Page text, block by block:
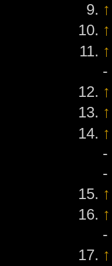
↑
↑
↑
-
↑
↑
↑
-
-
↑
↑
-
↑